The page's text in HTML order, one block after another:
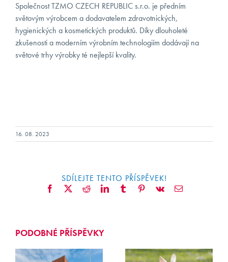
Společnost TZMO CZECH REPUBLIC s.r.o. je předním
světovým výrobcem a dodavatelem zdravotnických,
hygienických a kosmetických produktů. Díky dlouholeté
zkušenosti a moderním výrobním technologiím dodávají na
světové trhy výrobky té nejlepší kvality.
16. 08. 2023
SDÍLEJTE TENTO PŘÍSPĚVEK!
Facebook
X RedditLinkedIn TumblrPinterestVk E-
PODOBNÉ PŘÍSPĚVKY